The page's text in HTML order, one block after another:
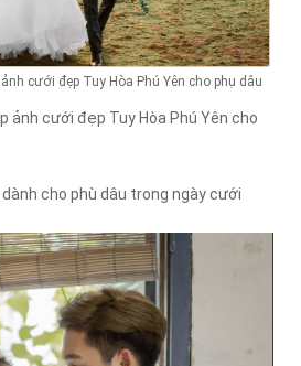
cưới đẹp Tuy Hòa Phú Yên cho phụ dâu
ảnh cưới đẹp Tuy Hòa Phú Yên cho
cho phù dâu trong ngày cưới